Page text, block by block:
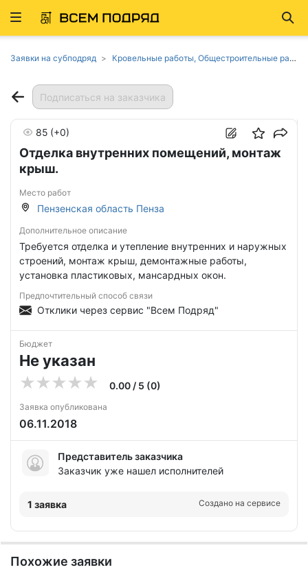
Развернуть
Заявки на субподряд Кровельные работы, Общестроительные работы в Пензенской области
Подписаться на заказчика
Отделка внутренних помещений, монтаж
крыш.
85 (+0)
Место работ
Пензенская область Пенза
Дополнительное описание
Требуется отделка и утепление внутренних и наружных
строений, монтаж крыш, демонтажные работы,
установка пластиковых, мансардных окон.
Предпочтительный способ связи
Отклики через сервис "Всем Подряд"
Бюджет
Не указан
0.00 / 5 (0)
Заявка опубликована
06.11.2018
Представитель заказчика
Заказчик уже нашел исполнителей
1 заявка Создано на сервисе
Похожие заявки